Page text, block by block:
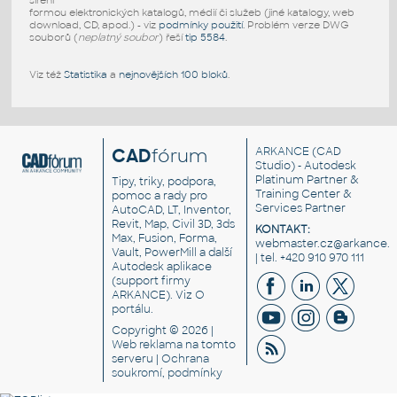
formou elektronických katalogů, médií či služeb (jiné katalogy, web
download, CD, apod.) - viz podmínky použití. Problém verze DWG
souborů (neplatný soubor) řešítip 5584.
Viz též Statistika a nejnovějších 100 bloků.
CADfórum
Tipy, triky, podpora,
pomoc a rady pro
AutoCAD, LT, Inventor,
Revit, Map, Civil 3D, 3ds
Max, Fusion, Forma,
Vault, PowerMill a další
Autodesk aplikace
(support firmy
ARKANCE). VizO
portálu.
Copyright © 2026 |
Web reklama na tomto
serveru |Ochrana
soukromí, podmínky
ARKANCE (CAD
Studio) - Autodesk
Platinum Partner &
Training Center &
Services Partner
KONTAKT:
| tel. +420 910 970 111